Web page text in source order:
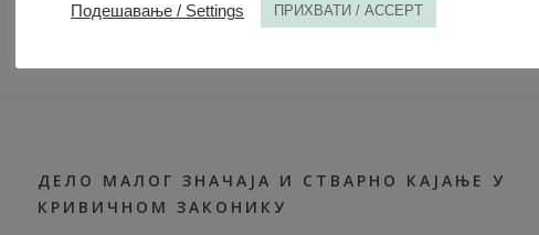
ДЕЛО МАЛОГ ЗНАЧАЈА И СТВАРНО КАЈАЊЕ У
КРИВИЧНОМ ЗАКОНИКУ
Подешавање / Settings ПРИХВАТИ / ACCEPT